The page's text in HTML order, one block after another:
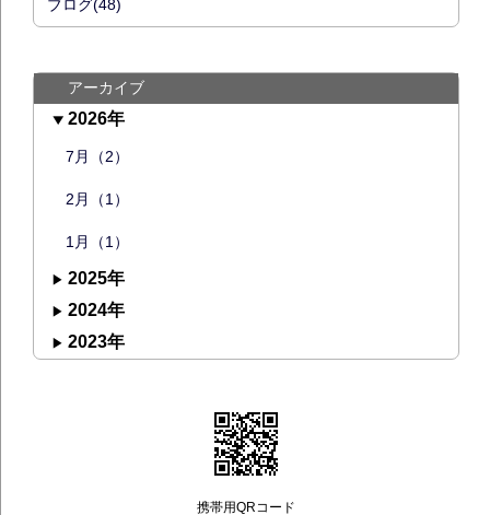
ブログ(48)
アーカイブ
2026年
7月（2）
2月（1）
1月（1）
2025年
2024年
2023年
携帯用QRコード